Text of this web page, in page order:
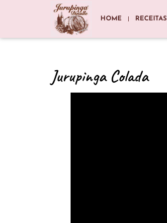
HOME RECEITAS
Jurupinga Colada